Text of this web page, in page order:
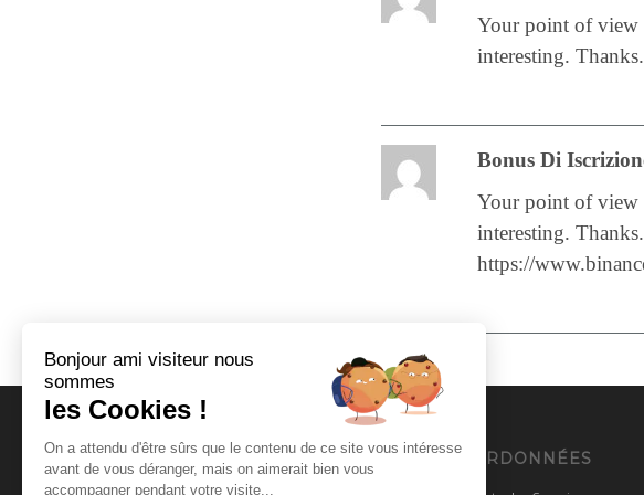
Your point of view
interesting.
Bonus Di
Your point of view
interesting.
https://
FLORENCE CONSULTANT COORDONNÉES
Bonjour ami visiteur nous
sommes
les Cookies !
On a attendu d'être sûrs que le contenu de ce site vous intéresse
avant de vous déranger, mais on aimerait bien vous
accompagner pendant votre visite...